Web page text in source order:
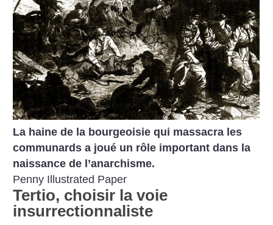
La haine de la bourgeoisie qui massacra les
communards a joué un rôle important dans la
naissance de l’anarchisme.
Penny Illustrated Paper
Tertio, choisir la voie
insurrectionnaliste